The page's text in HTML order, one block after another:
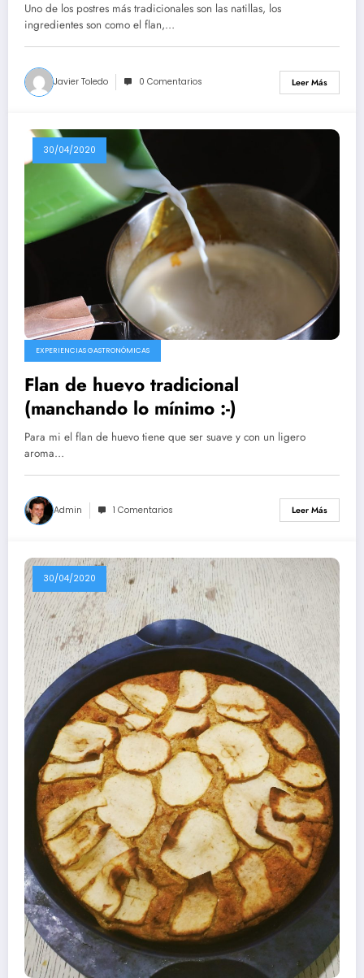
Uno de los postres más tradicionales son las natillas, los
ingredientes son como el flan,…
Javier Toledo 0 Comentarios Leer Más
30/04/2020
EXPERIENCIAS GASTRONÓMICAS
Flan de huevo tradicional
(manchando lo mínimo :-)
Para mi el flan de huevo tiene que ser suave y con un ligero
aroma…
Admin 1 Comentarios Leer Más
30/04/2020